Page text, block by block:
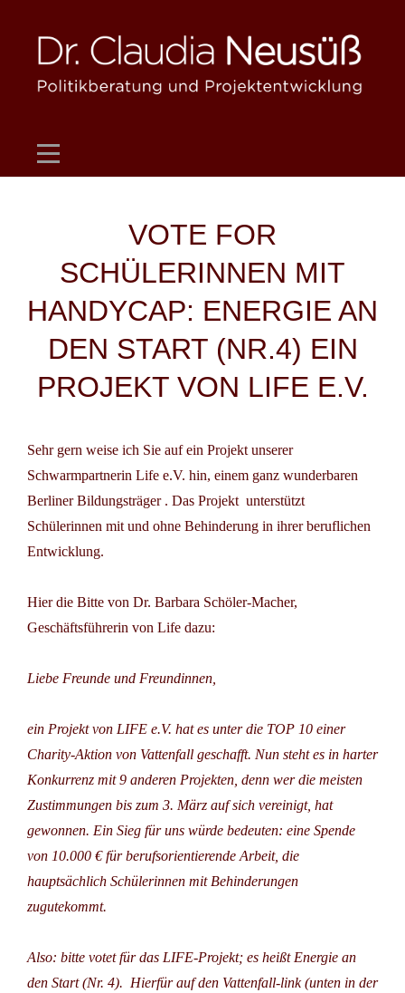
content
VOTE FOR
SCHÜLERINNEN MIT
HANDYCAP: ENERGIE AN
DEN START (NR.4) EIN
PROJEKT VON LIFE E.V.
Sehr gern weise ich Sie auf ein Projekt unserer
Schwarmpartnerin Life e.V. hin, einem ganz wunderbaren
Berliner Bildungsträger . Das Projekt unterstützt
Schülerinnen mit und ohne Behinderung in ihrer beruflichen
Entwicklung.
Hier die Bitte von Dr. Barbara Schöler-Macher,
Geschäftsführerin von Life dazu:
Liebe Freunde und Freundinnen,
ein Projekt von LIFE e.V. hat es unter die TOP 10 einer
Charity-Aktion von Vattenfall geschafft. Nun steht es in harter
Konkurrenz mit 9 anderen Projekten, denn wer die meisten
Zustimmungen bis zum 3. März auf sich vereinigt, hat
gewonnen. Ein Sieg für uns würde bedeuten: eine Spende
von 10.000 € für berufsorientierende Arbeit, die
hauptsächlich Schülerinnen mit Behinderungen
zugutekommt.
Also: bitte votet für das LIFE-Projekt; es heißt Energie an
den Start (Nr. 4). Hierfür auf den Vattenfall-link (unten in der
Beitragsnavigation